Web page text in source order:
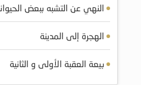
النهي عن التشبه ببعض
الهجرة إلى المدينة
بيعة العقبة الأولى و الثانية